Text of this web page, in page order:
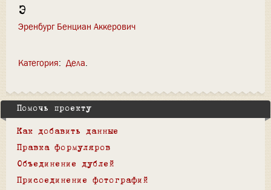
Э
Эренбург Бенциан Аккерович
Категория: Дела
Помочь проекту
Как добавить данные
Правка формуляров
Объединение дублей
Присоединение фотографий